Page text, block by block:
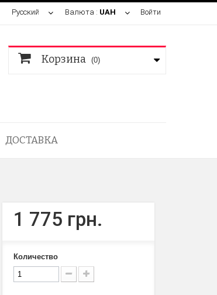
Войти
Валюта : UAH
Русский
Корзина (0)
ДОСТАВКА
1 775 грн.
Количество